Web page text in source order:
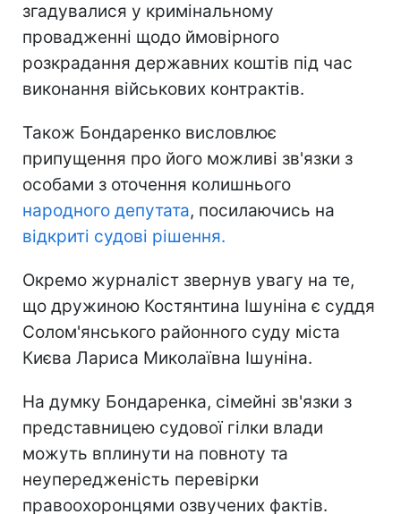
згадувалися у кримінальному
провадженні щодо ймовірного
розкрадання державних коштів під час
виконання військових контрактів.
Також Бондаренко висловлює
припущення про його можливі зв'язки з
особами з оточення колишнього
народного депутата, посилаючись на
відкриті судові рішення.
Окремо журналіст звернув увагу на те,
що дружиною Костянтина Ішуніна є суддя
Солом'янського районного суду міста
Києва Лариса Миколаївна Ішуніна.
На думку Бондаренка, сімейні зв'язки з
представницею судової гілки влади
можуть вплинути на повноту та
неупередженість перевірки
правоохоронцями озвучених фактів.